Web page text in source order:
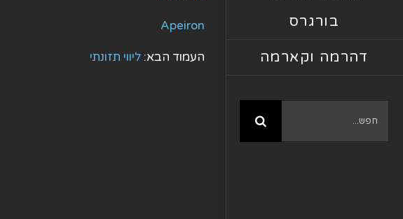
בורגרס
דהרמה וקארמה
Apeiron
העמוד הבא: ליווי תזונתי